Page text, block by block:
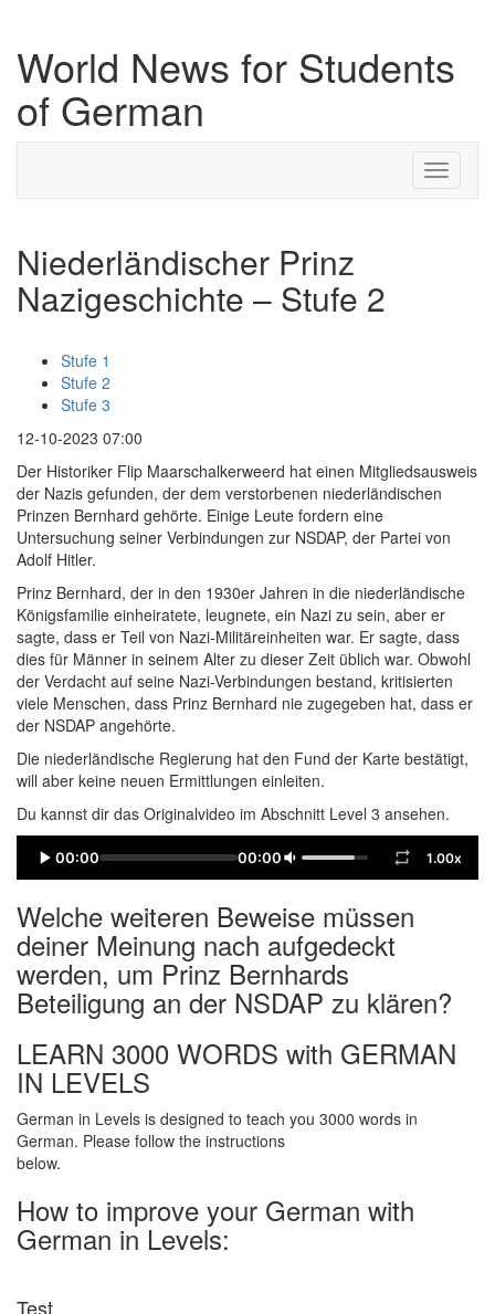
World News for Students
of German
Toggle
Niederländischer Prinz
Nazigeschichte – Stufe 2
Stufe 1
Stufe 2
Stufe 3
12-10-2023 07:00
Der Historiker Flip Maarschalkerweerd hat einen Mitgliedsausweis
der Nazis gefunden, der dem verstorbenen niederländischen
Prinzen Bernhard gehörte. Einige Leute fordern eine
Untersuchung seiner Verbindungen zur NSDAP, der Partei von
Adolf Hitler.
Prinz Bernhard, der in den 1930er Jahren in die niederländische
Königsfamilie einheiratete, leugnete, ein Nazi zu sein, aber er
sagte, dass er Teil von Nazi-Militäreinheiten war. Er sagte, dass
dies für Männer in seinem Alter zu dieser Zeit üblich war. Obwohl
der Verdacht auf seine Nazi-Verbindungen bestand, kritisierten
viele Menschen, dass Prinz Bernhard nie zugegeben hat, dass er
der NSDAP angehörte.
Die niederländische Regierung hat den Fund der Karte bestätigt,
will aber keine neuen Ermittlungen einleiten.
Du kannst dir das Originalvideo im Abschnitt Level 3 ansehen.
00:00 00:00 1.00x
Welche weiteren Beweise müssen
deiner Meinung nach aufgedeckt
werden, um Prinz Bernhards
Beteiligung an der NSDAP zu klären?
LEARN 3000 WORDS with GERMAN
IN LEVELS
German in Levels is designed to teach you 3000 words in
German. Please follow the instructions
below.
How to improve your German with
German in Levels:
Test